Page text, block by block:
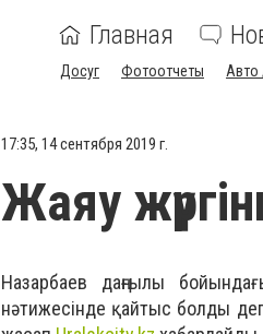
Главная
Досуг Фотоотчеты Авто
17:35, 14 сентября 2019 г.
Жаяу
Назарбаев даңғылы
нәтижесінде қайтыс болды